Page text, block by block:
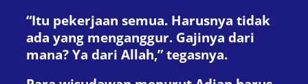
“Itu pekerjaan semua. Harusnya tidak
ada yang menganggur. Gajinya dari
mana? Ya dari Allah,” tegasnya.